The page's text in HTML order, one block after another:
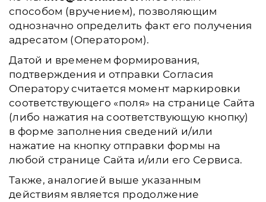
способом (вручением), позволяющим
однозначно определить факт его получения
адресатом (Оператором).
Датой и временем формирования,
подтверждения и отправки Согласия
Оператору считается момент маркировки
соответствующего «поля» на странице Сайта
(либо нажатия на соответствующую кнопку)
в форме заполнения сведений и/или
нажатие на кнопку отправки формы на
любой странице Сайта и/или его Сервиса.
Также, аналогией выше указанным
действиям является продолжение